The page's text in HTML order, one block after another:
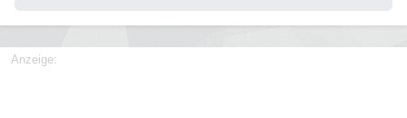
Anzeige: